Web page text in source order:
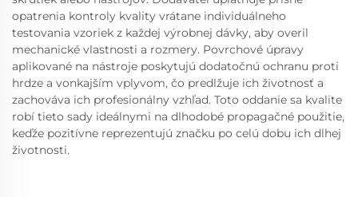
opatrenia kontroly kvality vrátane individuálneho
testovania vzoriek z každej výrobnej dávky, aby overil
mechanické vlastnosti a rozmery. Povrchové úpravy
aplikované na nástroje poskytujú dodatočnú ochranu proti
hrdze a vonkajším vplyvom, čo predlžuje ich životnosť a
zachováva ich profesionálny vzhľad. Toto oddanie sa kvalite
robí tieto sady ideálnymi na dlhodobé propagačné použitie,
keďže pozitívne reprezentujú značku po celú dobu ich dlhej
životnosti.